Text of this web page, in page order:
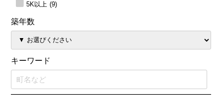
5K以上 (9)
築年数
キーワード